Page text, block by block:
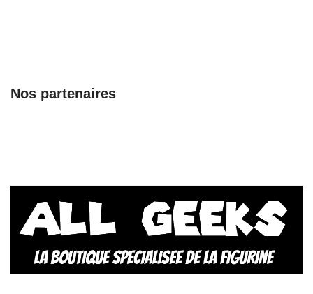
Nos partenaires